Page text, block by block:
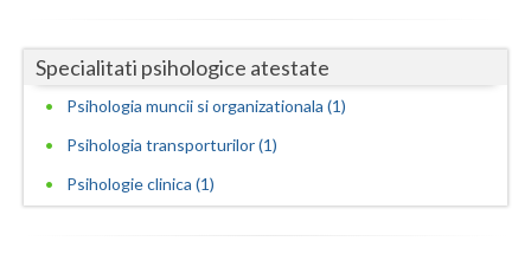
Iasi
Ilfov
Maramures
Mehedinti
Specialitati psihologice atestate
Psihologia muncii si organizationala (1)
Psihologia transporturilor (1)
Psihologie clinica (1)